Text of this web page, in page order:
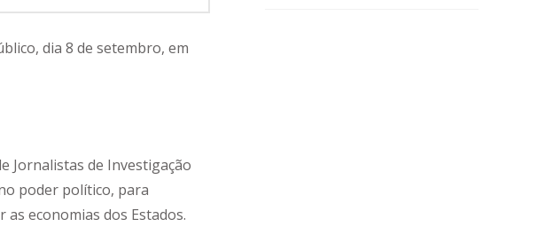
dia 8 de setembro, em
Jornalistas de Investigação
poder político, para
economias dos Estados.